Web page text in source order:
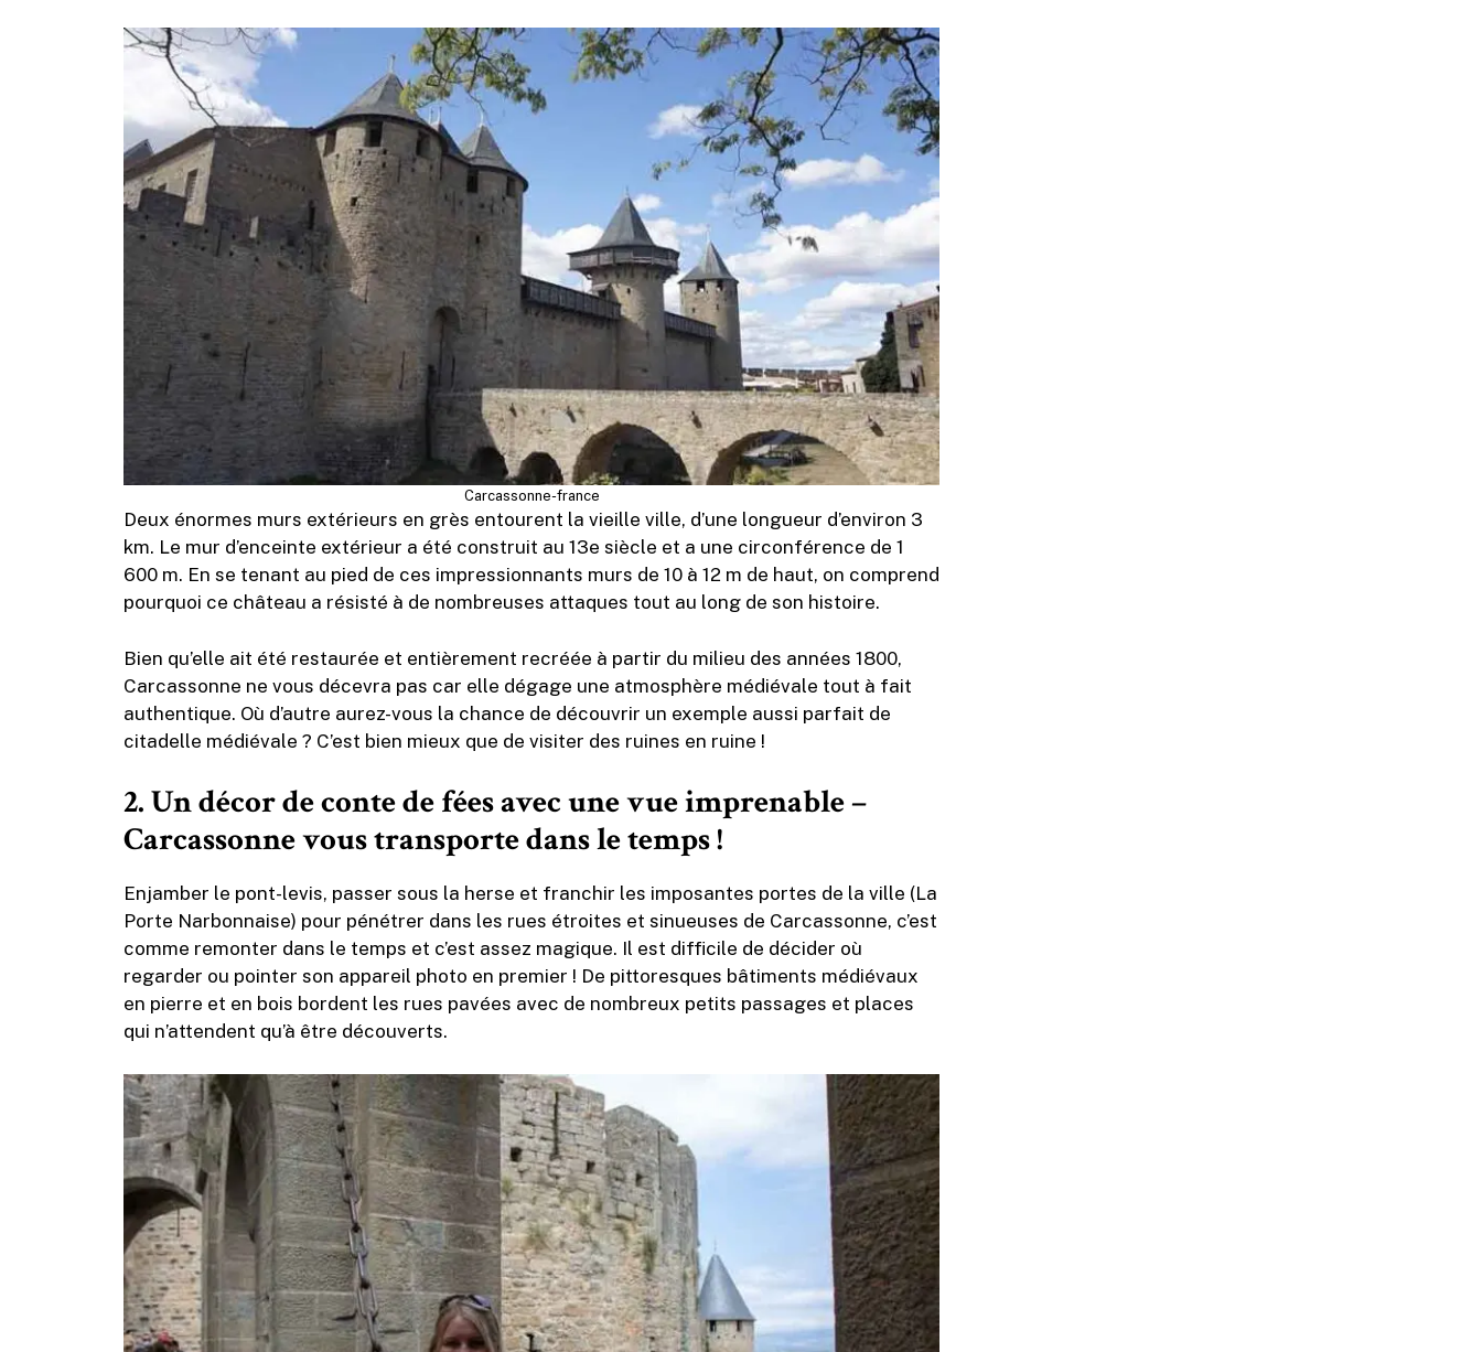
Carcassonne-france
Deux énormes murs extérieurs en grès entourent la vieille ville, d’une longueur d’environ 3
km. Le mur d’enceinte extérieur a été construit au 13e siècle et a une circonférence de 1
600 m. En se tenant au pied de ces impressionnants murs de 10 à 12 m de haut, on comprend
pourquoi ce château a résisté à de nombreuses attaques tout au long de son histoire.
Bien qu’elle ait été restaurée et entièrement recréée à partir du milieu des années 1800,
Carcassonne ne vous décevra pas car elle dégage une atmosphère médiévale tout à fait
authentique. Où d’autre aurez-vous la chance de découvrir un exemple aussi parfait de
citadelle médiévale ? C’est bien mieux que de visiter des ruines en ruine !
2.Un décor de conte de fées avec une vue imprenable –
Carcassonne vous transporte dans le temps !
Enjamber le pont-levis, passer sous la herse et franchir les imposantes portes de la ville (La
Porte Narbonnaise) pour pénétrer dans les rues étroites et sinueuses de Carcassonne, c’est
comme remonter dans le temps et c’est assez magique. Il est difficile de décider où
regarder ou pointer son appareil photo en premier ! De pittoresques bâtiments médiévaux
en pierre et en bois bordent les rues pavées avec de nombreux petits passages et places
qui n’attendent qu’à être découverts.